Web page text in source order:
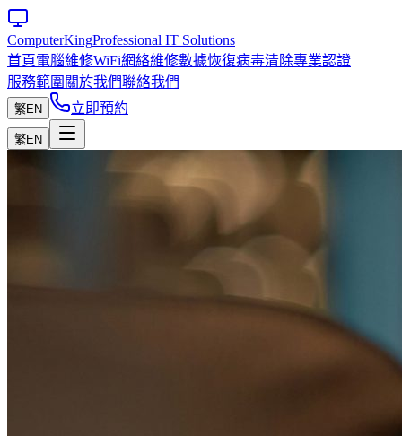
ComputerKingProfessional IT Solutions
首頁電腦維修WiFi網絡維修數據恢復病毒清除專業認證
服務範圍 關於我們聯絡我們
繁EN 立即預約
繁EN